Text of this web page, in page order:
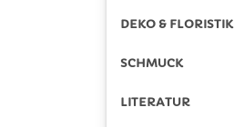
DEKO & FLORISTIK
SCHMUCK
LITERATUR